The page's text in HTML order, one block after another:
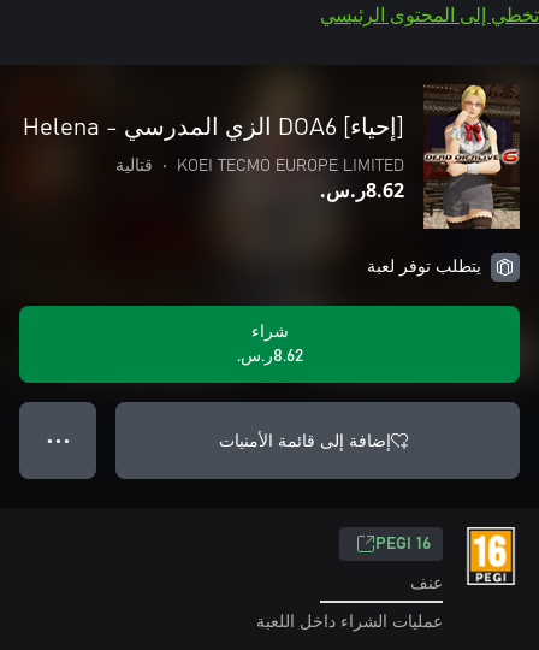
تخطي إلى المحتوى الرئيسي
[إحياء] DOA6 الزي المدرسي - Helena
KOEI TECMO EUROPE LIMITED
• قتالية
‪ر.س.‏‎8.62‬
يتطلب توفر لعبة
شراء
‪ر.س.‏‎8.62‬
إضافة إلى قائمة الأمنيات ● ● ●
PEGI 16
عنف
عمليات الشراء داخل اللعبة